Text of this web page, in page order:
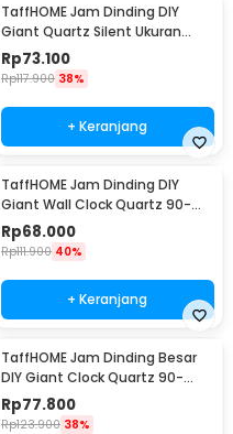
TaffHOME Jam Dinding DIY
Giant Quartz Silent Ukuran
Besar 90-100cm - DIY-101
Rp73.100
Rp117.900 38%
+ Keranjang
TaffHOME Jam Dinding DIY
Giant Wall Clock Quartz 90-
100cm - DIY-105
Rp68.000
Rp111.900 40%
+ Keranjang
TaffHOME Jam Dinding Besar
DIY Giant Clock Quartz 90-
100cm - DIY-106
Rp77.800
Rp123.900 38%